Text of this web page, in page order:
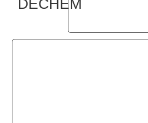
DECHEM